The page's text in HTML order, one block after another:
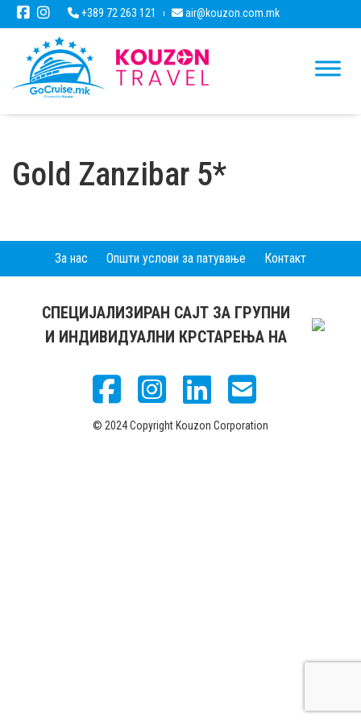
+389 72 263 121 air@kouzon.com.mk
Gold Zanzibar 5*
За нас Општи услови за патување Контакт
СПЕЦИЈАЛИЗИРАН САЈТ ЗА ГРУПНИ
И ИНДИВИДУАЛНИ КРСТАРЕЊА НА
© 2024 Copyright Kouzon Corporation